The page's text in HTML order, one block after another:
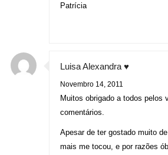
Patrícia
Luisa Alexandra ♥
Novembro 14, 2011
Muitos obrigado a todos pelos
comentários.
Apesar de ter gostado muito
mais me tocou, e por razões